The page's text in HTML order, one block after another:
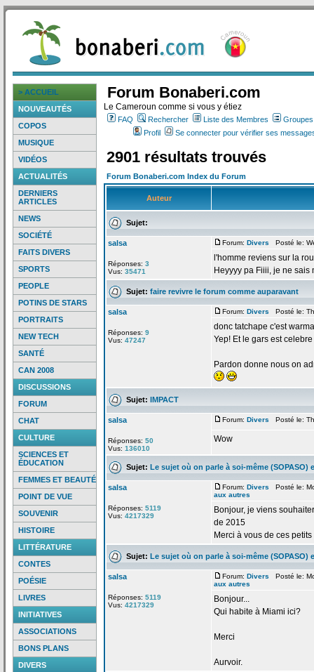
> ACCUEIL
NOUVEAUTÉS
COPOS
MUSIQUE
VIDÉOS
ACTUALITÉS
DERNIERS
ARTICLES
NEWS
SOCIÉTÉ
FAITS DIVERS
SPORTS
PEOPLE
POTINS DE STARS
PORTRAITS
NEW TECH
SANTÉ
CAN 2008
DISCUSSIONS
FORUM
CHAT
CULTURE
SCIENCES ET
ÉDUCATION
FEMMES ET BEAUTÉ
POINT DE VUE
SOUVENIR
HISTOIRE
LITTÉRATURE
CONTES
POÉSIE
LIVRES
INITIATIVES
ASSOCIATIONS
BONS PLANS
DIVERS
Forum Bonaberi.com
Le Cameroun comme si vous y étiez
FAQ Rechercher Liste des Membres
Profil
Se connecter pour vérifier ses
2901 résultats trouvés
Forum Bonaberi.com Index du Forum
Auteur
Sujet:
salsa
Réponses: 3
Vus: 35471
Forum: Divers Posté le:
l'homme reviens sur la
Heyyyy pa Fiiii, je ne sais
Sujet: faire revivre le forum comme auparavant
salsa
Réponses: 9
Vus: 47247
Forum: Divers Posté le:
donc tatchape c'est
Yep! Et le gars est
Pardon donne nous on
Sujet: IMPACT
salsa
Réponses: 50
Vus: 136010
Forum: Divers Posté le:
Wow
Sujet: Le sujet où on parle à soi-même (SOPASO)
salsa
Réponses: 5119
Vus: 4217329
Forum: Divers Posté le:
aux autres
Bonjour, je viens
de 2015
Merci à vous de ces
Sujet: Le sujet où on parle à soi-même (SOPASO)
salsa
Réponses: 5119
Vus: 4217329
Forum: Divers Posté le:
aux autres
Bonjour...
Qui habite à Miami ici?
Merci
Aurvoir.